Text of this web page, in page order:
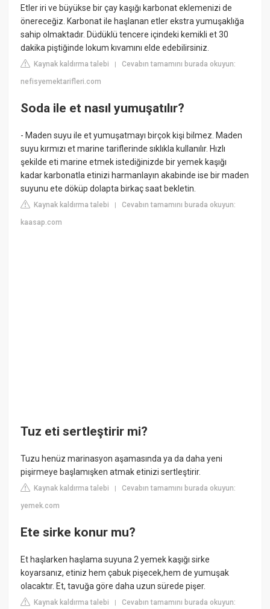
Etler iri ve büyükse bir çay kaşığı karbonat eklemenizi de
önereceğiz. Karbonat ile haşlanan etler ekstra yumuşaklığa
sahip olmaktadır. Düdüklü tencere içindeki kemikli et 30
dakika piştiğinde lokum kıvamını elde edebilirsiniz.
Kaynak kaldırma talebi |Cevabın tamamını burada okuyun:
nefisyemektarifleri.com
Soda ile et nasıl yumuşatılır?
- Maden suyu ile et yumuşatmayı birçok kişi bilmez. Maden
suyu kırmızı et marine tariflerinde sıklıkla kullanılır. Hızlı
şekilde eti marine etmek istediğinizde bir yemek kaşığı
kadar karbonatla etinizi harmanlayın akabinde ise bir maden
suyunu ete döküp dolapta birkaç saat bekletin.
Kaynak kaldırma talebi |Cevabın tamamını burada okuyun:
kaasap.com
Tuz eti sertleştirir mi?
Tuzu henüz marinasyon aşamasında ya da daha yeni
pişirmeye başlamışken atmak etinizi sertleştirir.
Kaynak kaldırma talebi |Cevabın tamamını burada okuyun:
yemek.com
Ete sirke konur mu?
Et haşlarken haşlama suyuna 2 yemek kaşığı sirke
koyarsanız, etiniz hem çabuk pişecek,hem de yumuşak
olacaktır. Et, tavuğa göre daha uzun sürede pişer.
Kaynak kaldırma talebi |Cevabın tamamını burada okuyun: